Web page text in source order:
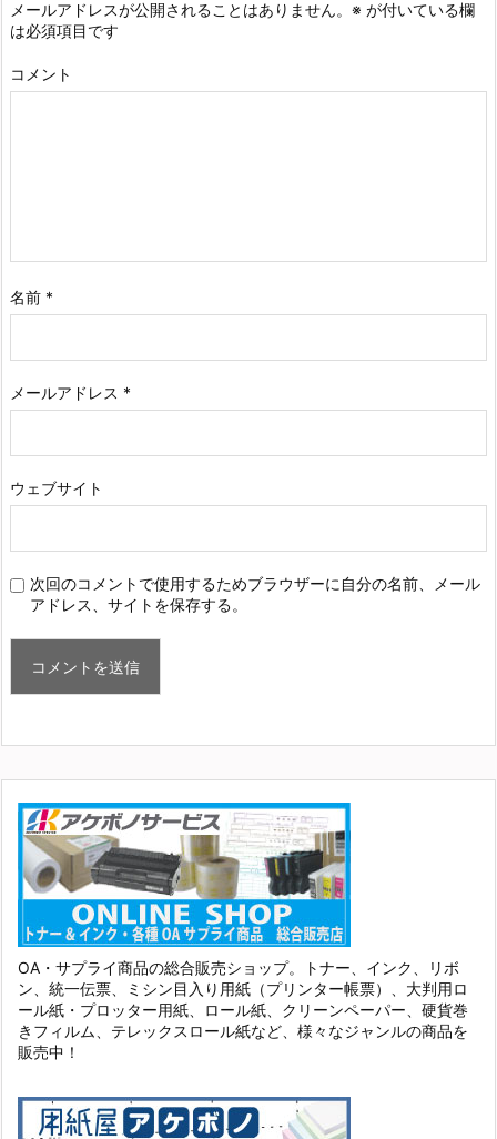
メールアドレスが公開されることはありません。 ※ が付いている欄
は必須項目です
コメント
名前 *
メールアドレス *
ウェブサイト
次回のコメントで使用するためブラウザーに自分の名前、メール
アドレス、サイトを保存する。
OA・サプライ商品の総合販売ショップ。トナー、インク、リボ
ン、統一伝票、ミシン目入り用紙（プリンター帳票）、大判用ロ
ール紙・プロッター用紙、ロール紙、クリーンペーパー、硬貨巻
きフィルム、テレックスロール紙など、様々なジャンルの商品を
販売中！